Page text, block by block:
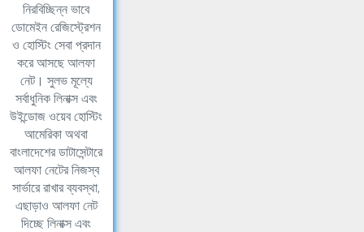
নিরবিচ্ছিন্ন ভাবে
ডোমেইন রেজিস্ট্রেশন
ও হোস্টিং সেবা প্রদান
করে আসছে আলফা
নেট। সুলভ মূল্যে
সর্বাধুনিক লিনাক্স এবং
উইন্ডোজ ওয়েব হোস্টিং
আমেরিকা অথবা
বাংলাদেশের ডাটাসেন্টারে
আলফা নেটের নিজস্ব
সার্ভারে রাখার ব্যবস্থা,
এছাড়াও আলফা নেট
দিচ্ছে লিনাক্স এবং